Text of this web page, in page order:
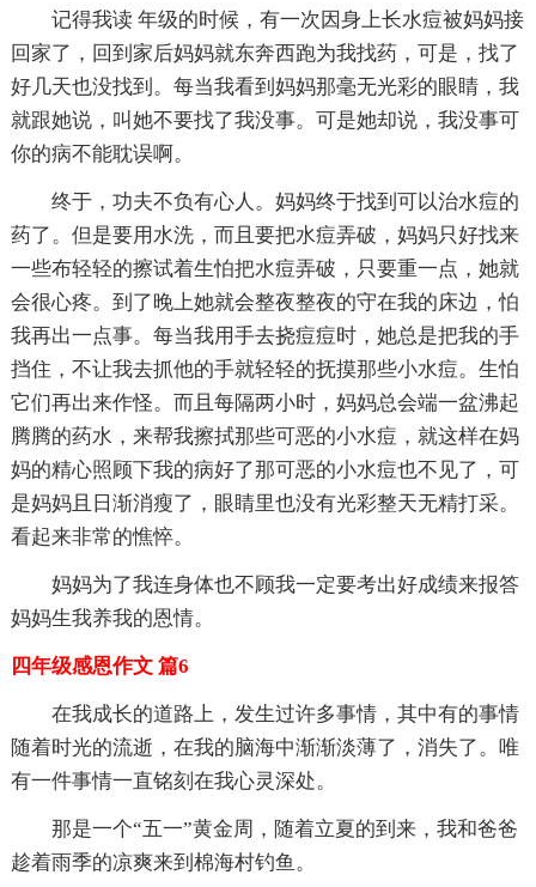
记得我读 年级的时候，有一次因身上长水痘被妈妈接
回家了，回到家后妈妈就东奔西跑为我找药，可是，找了
好几天也没找到。每当我看到妈妈那毫无光彩的眼睛，我
就跟她说，叫她不要找了我没事。可是她却说，我没事可
你的病不能耽误啊。
终于，功夫不负有心人。妈妈终于找到可以治水痘的
药了。但是要用水洗，而且要把水痘弄破，妈妈只好找来
一些布轻轻的擦试着生怕把水痘弄破，只要重一点，她就
会很心疼。到了晚上她就会整夜整夜的守在我的床边，怕
我再出一点事。每当我用手去挠痘痘时，她总是把我的手
挡住，不让我去抓他的手就轻轻的抚摸那些小水痘。生怕
它们再出来作怪。而且每隔两小时，妈妈总会端一盆沸起
腾腾的药水，来帮我擦拭那些可恶的小水痘，就这样在妈
妈的精心照顾下我的病好了那可恶的小水痘也不见了，可
是妈妈且日渐消瘦了，眼睛里也没有光彩整天无精打采。
看起来非常的憔悴。
妈妈为了我连身体也不顾我一定要考出好成绩来报答
妈妈生我养我的恩情。
四年级感恩作文 篇6
在我成长的道路上，发生过许多事情，其中有的事情
随着时光的流逝，在我的脑海中渐渐淡薄了，消失了。唯
有一件事情一直铭刻在我心灵深处。
那是一个“五一”黄金周，随着立夏的到来，我和爸爸
趁着雨季的凉爽来到棉海村钓鱼。